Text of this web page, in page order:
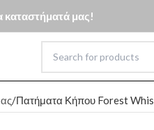
καταστήματά μας!
Πατήματα Κήπου Forest